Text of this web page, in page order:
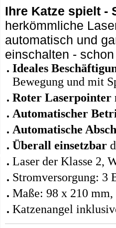
Ihre Katze spielt -
herkömmliche
automatisch und
einschalten -
Ideales
Bewegung und mit
Roter
Automatischer
Automatische
Überall einsetzbar
Laser der Klasse 2,
Stromversorgung: 3
Maße: 98 x 210
Katzenangel